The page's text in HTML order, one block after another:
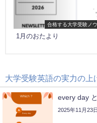
合格する大学受験ノ
1月のおたより
大学受験英語の実力の上
every day
2025年11月23日